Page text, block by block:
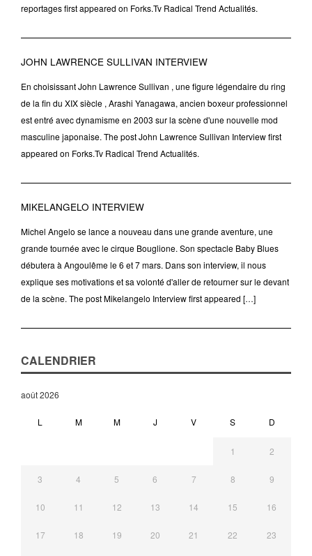
reportages first appeared on Forks.Tv Radical Trend Actualités.
JOHN LAWRENCE SULLIVAN INTERVIEW
En choisissant John Lawrence Sullivan , une figure légendaire du ring
de la fin du XIX siècle , Arashi Yanagawa, ancien boxeur professionnel
est entré avec dynamisme en 2003 sur la scène d'une nouvelle mod
masculine japonaise. The post John Lawrence Sullivan Interview first
appeared on Forks.Tv Radical Trend Actualités.
MIKELANGELO INTERVIEW
Michel Angelo se lance a nouveau dans une grande aventure, une
grande tournée avec le cirque Bouglione. Son spectacle Baby Blues
débutera à Angoulême le 6 et 7 mars. Dans son interview, il nous
explique ses motivations et sa volonté d'aller de retourner sur le devant
de la scène. The post Mikelangelo Interview first appeared […]
CALENDRIER
août 2026
L M M J V S D
1 2
3 4 5 6 7 8 9
10 11 12 13 14 15 16
17 18 19 20 21 22 23